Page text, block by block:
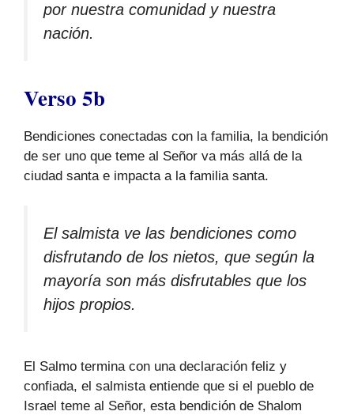
por nuestra comunidad y nuestra
nación.
Verso 5b
Bendiciones conectadas con la familia, la bendición
de ser uno que teme al Señor va más allá de la
ciudad santa e impacta a la familia santa.
El salmista ve las bendiciones como
disfrutando de los nietos, que según la
mayoría son más disfrutables que los
hijos propios.
El Salmo termina con una declaración feliz y
confiada, el salmista entiende que si el pueblo de
Israel teme al Señor, esta bendición de Shalom